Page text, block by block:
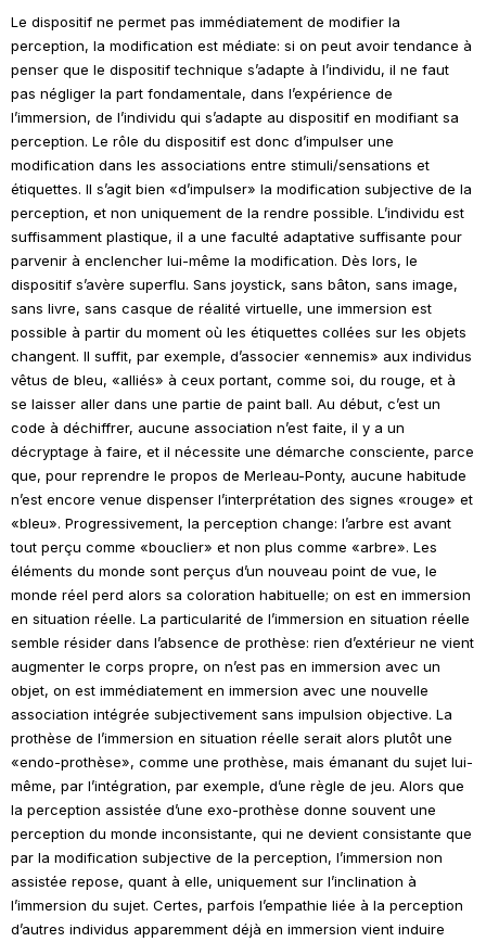
Le dispositif ne permet pas immédiatement de modifier la
perception, la modification est médiate: si on peut avoir tendance à
penser que le dispositif technique s’adapte à l’individu, il ne faut
pas négliger la part fondamentale, dans l’expérience de
l’immersion, de l’individu qui s’adapte au dispositif en modifiant sa
perception. Le rôle du dispositif est donc d’impulser une
modification dans les associations entre stimuli/sensations et
étiquettes. Il s’agit bien «d’impulser» la modification subjective de la
perception, et non uniquement de la rendre possible. L’individu est
suffisamment plastique, il a une faculté adaptative suffisante pour
parvenir à enclencher lui-même la modification. Dès lors, le
dispositif s’avère superflu. Sans joystick, sans bâton, sans image,
sans livre, sans casque de réalité virtuelle, une immersion est
possible à partir du moment où les étiquettes collées sur les objets
changent. Il suffit, par exemple, d’associer «ennemis» aux individus
vêtus de bleu, «alliés» à ceux portant, comme soi, du rouge, et à
se laisser aller dans une partie de paint ball. Au début, c’est un
code à déchiffrer, aucune association n’est faite, il y a un
décryptage à faire, et il nécessite une démarche consciente, parce
que, pour reprendre le propos de Merleau-Ponty, aucune habitude
n’est encore venue dispenser l’interprétation des signes «rouge» et
«bleu». Progressivement, la perception change: l’arbre est avant
tout perçu comme «bouclier» et non plus comme «arbre». Les
éléments du monde sont perçus d’un nouveau point de vue, le
monde réel perd alors sa coloration habituelle; on est en immersion
en situation réelle. La particularité de l’immersion en situation réelle
semble résider dans l’absence de prothèse: rien d’extérieur ne vient
augmenter le corps propre, on n’est pas en immersion avec un
objet, on est immédiatement en immersion avec une nouvelle
association intégrée subjectivement sans impulsion objective. La
prothèse de l’immersion en situation réelle serait alors plutôt une
«endo-prothèse», comme une prothèse, mais émanant du sujet lui-
même, par l’intégration, par exemple, d’une règle de jeu. Alors que
la perception assistée d’une exo-prothèse donne souvent une
perception du monde inconsistante, qui ne devient consistante que
par la modification subjective de la perception, l’immersion non
assistée repose, quant à elle, uniquement sur l’inclination à
l’immersion du sujet. Certes, parfois l’empathie liée à la perception
d’autres individus apparemment déjà en immersion vient induire